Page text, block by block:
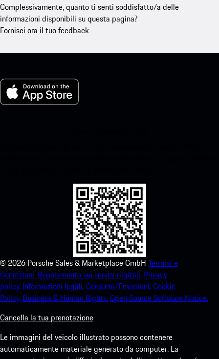
Complessivamente, quanto ti senti soddisfatto/a delle
informazioni disponibili su questa pagina?
Fornisci ora il tuo feedback
© 2026 Porsche Sales & Marketplace GmbH Termini e
Condizioni. Regolamento sui servizi digitali. Privacy
policy. Informazioni legali.Consumi/Emissioni.Cookie
Policy. Business & Human Rights.Open Source Software Notice.
Cancella la tua prenotazione
Le immagini del veicolo illustrato possono contenere
automaticamente materiale generato da computer. La